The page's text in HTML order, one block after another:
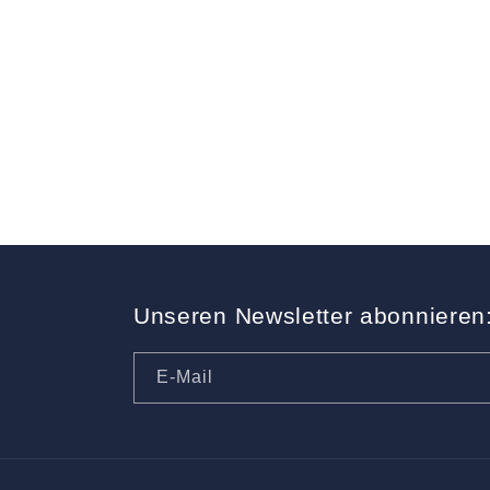
Unseren Newsletter
E-Mail